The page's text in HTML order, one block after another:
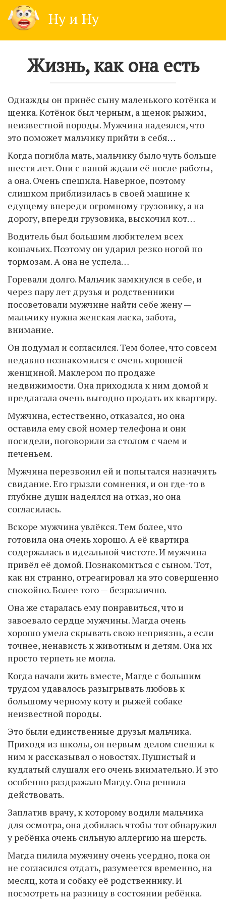
content
Ну и Ну
Жизнь, как она есть
Однажды он принёс сыну маленького котёнка и
щенка. Котёнок был черным, а щенок рыжим,
неизвестной породы. Мужчина надеялся, что
это поможет мальчику прийти в себя…
Когда погибла мать, мальчику было чуть больше
шести лет. Они с папой ждали её после работы,
а она. Очень спешила. Наверное, поэтому
слишком приблизилась в своей машине к
едущему впереди огромному грузовику, а на
дорогу, впереди грузовика, выскочил кот…
Водитель был большим любителем всех
кошачьих. Поэтому он ударил резко ногой по
тормозам. А она не успела…
Горевали долго. Мальчик замкнулся в себе, и
через пару лет друзья и родственники
посоветовали мужчине найти себе жену —
мальчику нужна женская ласка, забота,
внимание.
Он подумал и согласился. Тем более, что совсем
недавно познакомился с очень хорошей
женщиной. Маклером по продаже
недвижимости. Она приходила к ним домой и
предлагала очень выгодно продать их квартиру.
Мужчина, естественно, отказался, но она
оставила ему свой номер телефона и они
посидели, поговорили за столом с чаем и
печеньем.
Мужчина перезвонил ей и попытался назначить
свидание. Его грызли сомнения, и он где-то в
глубине души надеялся на отказ, но она
согласилась.
Вскоре мужчина увлёкся. Тем более, что
готовила она очень хорошо. А её квартира
содержалась в идеальной чистоте. И мужчина
привёл её домой. Познакомиться с сыном. Тот,
как ни странно, отреагировал на это совершенно
спокойно. Более того — безразлично.
Она же старалась ему понравиться, что и
завоевало сердце мужчины. Магда очень
хорошо умела скрывать свою неприязнь, а если
точнее, ненависть к животным и детям. Она их
просто терпеть не могла.
Когда начали жить вместе, Магде с большим
трудом удавалось разыгрывать любовь к
большому черному коту и рыжей собаке
неизвестной породы.
Это были единственные друзья мальчика.
Приходя из школы, он первым делом спешил к
ним и рассказывал о новостях. Пушистый и
кудлатый слушали его очень внимательно. И это
особенно раздражало Магду. Она решила
действовать.
Заплатив врачу, к которому водили мальчика
для осмотра, она добилась чтобы тот обнаружил
у ребёнка очень сильную аллергию на шерсть.
Магда пилила мужчину очень усердно, пока он
не согласился отдать, разумеется временно, на
месяц, кота и собаку её родственнику. И
посмотреть на разницу в состоянии ребёнка.